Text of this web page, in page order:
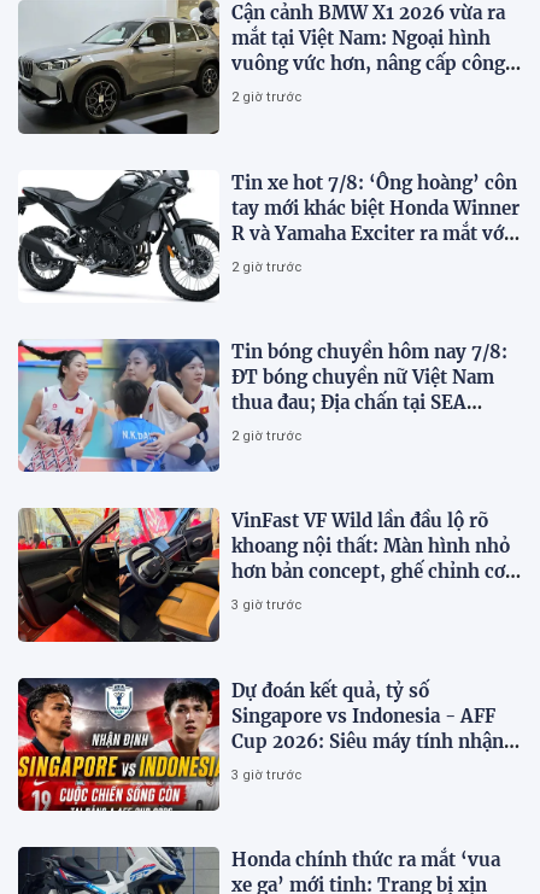
Cận cảnh BMW X1 2026 vừa ra
mắt tại Việt Nam: Ngoại hình
vuông vức hơn, nâng cấp công
nghệ
2 giờ trước
Tin xe hot 7/8: ‘Ông hoàng’ côn
tay mới khác biệt Honda Winner
R và Yamaha Exciter ra mắt với
giá hấp dẫn
2 giờ trước
Tin bóng chuyền hôm nay 7/8:
ĐT bóng chuyền nữ Việt Nam
thua đau; Địa chấn tại SEA
V.Cup 2026
2 giờ trước
VinFast VF Wild lần đầu lộ rõ
khoang nội thất: Màn hình nhỏ
hơn bản concept, ghế chỉnh cơ,
chưa có HUD
3 giờ trước
Dự đoán kết quả, tỷ số
Singapore vs Indonesia - AFF
Cup 2026: Siêu máy tính nhận
định bóng đá hôm nay 7/8
3 giờ trước
Honda chính thức ra mắt ‘vua
xe ga’ mới tinh: Trang bị xịn